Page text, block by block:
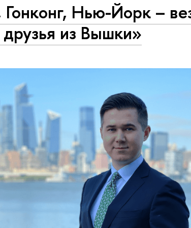
Нью-Йорк –
из Вышки»